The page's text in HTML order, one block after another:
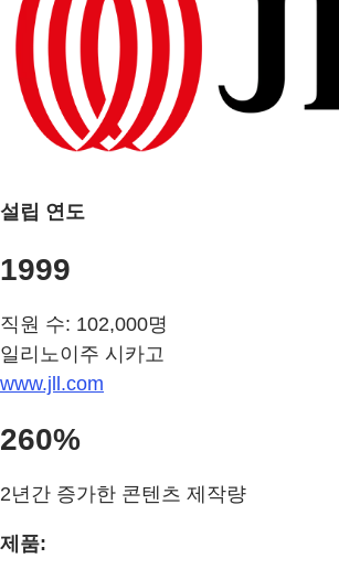
설립 연도
1999
직원 수: 102,000명
일리노이주 시카고
www.jll.com
260%
2년간 증가한 콘텐츠 제작량
제품: